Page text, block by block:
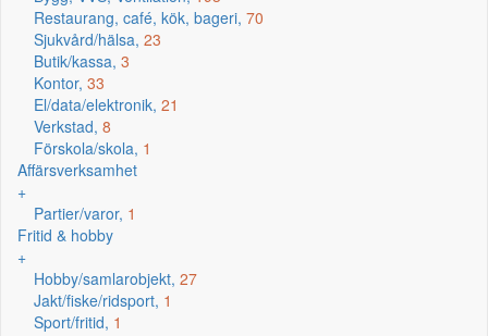
Restaurang, café, kök, bageri, 70
Sjukvård/hälsa, 23
Butik/kassa, 3
Kontor, 33
El/data/elektronik, 21
Verkstad, 8
Förskola/skola, 1
Affärsverksamhet
+
Partier/varor, 1
Fritid & hobby
+
Hobby/samlarobjekt, 27
Jakt/fiske/ridsport, 1
Sport/fritid, 1